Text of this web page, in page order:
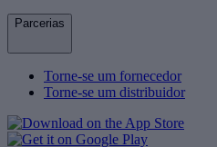
Parcerias
Torne-se um fornecedor
Torne-se um distribuidor